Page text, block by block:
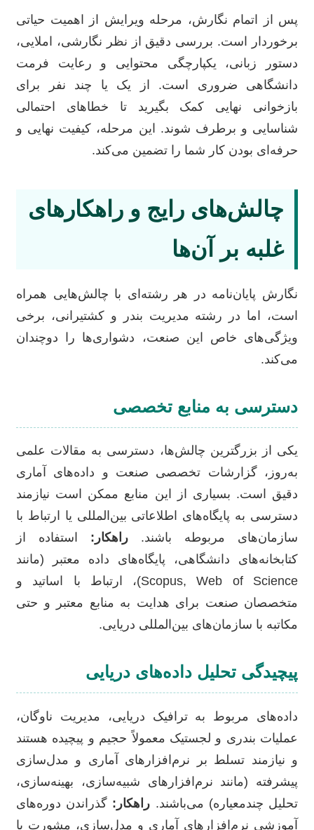
پس از اتمام نگارش، مرحله ویرایش از اهمیت حیاتی
برخوردار است. بررسی دقیق از نظر نگارشی، املایی،
دستور زبانی، یکپارچگی محتوایی و رعایت فرمت
دانشگاهی ضروری است. از یک یا چند نفر برای
بازخوانی نهایی کمک بگیرید تا خطاهای احتمالی
شناسایی و برطرف شوند. این مرحله، کیفیت نهایی و
حرفه‌ای بودن کار شما را تضمین می‌کند.
چالش‌های رایج و راهکارهای
غلبه بر آن‌ها
نگارش پایان‌نامه در هر رشته‌ای با چالش‌هایی همراه
است، اما در رشته مدیریت بندر و کشتیرانی، برخی
ویژگی‌های خاص این صنعت، دشواری‌ها را دوچندان
می‌کند.
دسترسی به منابع تخصصی
یکی از بزرگترین چالش‌ها، دسترسی به مقالات علمی
به‌روز، گزارشات تخصصی صنعت و داده‌های آماری
دقیق است. بسیاری از این منابع ممکن است نیازمند
دسترسی به پایگاه‌های اطلاعاتی بین‌المللی یا ارتباط با
سازمان‌های مربوطه باشند. راهکار: استفاده از
کتابخانه‌های دانشگاهی، پایگاه‌های داده معتبر (مانند
Scopus, Web of Science)، ارتباط با اساتید و
متخصصان صنعت برای هدایت به منابع معتبر و حتی
مکاتبه با سازمان‌های بین‌المللی دریایی.
پیچیدگی تحلیل داده‌های دریایی
داده‌های مربوط به ترافیک دریایی، مدیریت ناوگان،
عملیات بندری و لجستیک معمولاً حجیم و پیچیده هستند
و نیازمند تسلط بر نرم‌افزارهای آماری و مدل‌سازی
پیشرفته (مانند نرم‌افزارهای شبیه‌سازی، بهینه‌سازی،
تحلیل چندمعیاره) می‌باشند. راهکار: گذراندن دوره‌های
آموزشی نرم‌افزارهای آماری و مدل‌سازی، مشورت با